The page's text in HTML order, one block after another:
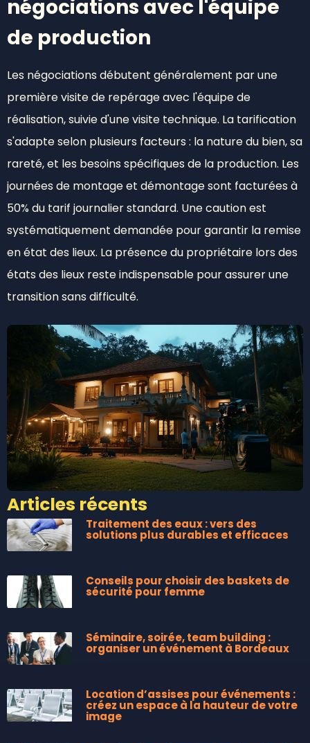
négociations avec l'équipe
de production
Les négociations débutent généralement par une
première visite de repérage avec l'équipe de
réalisation, suivie d'une visite technique. La tarification
s'adapte selon plusieurs facteurs : la nature du bien, sa
rareté, et les besoins spécifiques de la production. Les
journées de montage et démontage sont facturées à
50% du tarif journalier standard. Une caution est
systématiquement demandée pour garantir la remise
en état des lieux. La présence du propriétaire lors des
états des lieux reste indispensable pour assurer une
transition sans difficulté.
Articles récents
Traitement des eaux : vers des
solutions plus durables et efficaces
Conseils pour choisir des baskets de
sécurité pour femme
Séminaire, soirée, team building :
organiser un événement à Bordeaux
Location d’assises pour événements :
créez un espace à la hauteur de votre
image